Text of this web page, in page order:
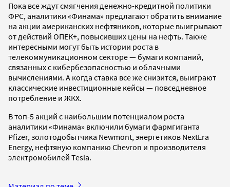
Пока все ждут смягчения денежно-кредитной политики
ФРС, аналитики «Финама» предлагают обратить внимание
на акции американских нефтяников, которые выигрывают
от действий ОПЕК+, повысивших цены на нефть. Также
интересными могут быть истории роста в
телекоммуникационном секторе — бумаги компаний,
связанных с кибербезопасностью и облачными
вычислениями. А когда ставка все же снизится, выиграют
классические инвестиционные кейсы — повседневное
потребление и ЖКХ.
В топ-5 акций с наибольшим потенциалом роста
аналитики «Финама» включили бумаги фармгиганта
Pfizer, золотодобытчика Newmont, энергетиков NextEra
Energy, нефтяную компанию Chevron и производителя
электромобилей Tesla.